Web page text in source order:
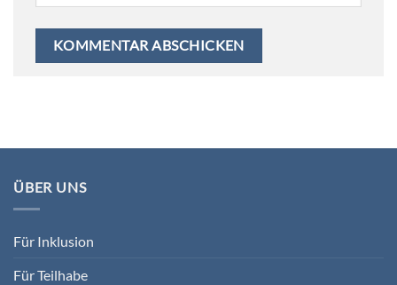
ÜBER UNS
Für Inklusion
Für Teilhabe